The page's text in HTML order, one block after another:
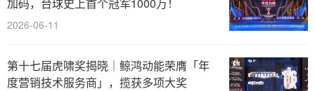
2026-06-11
第十七届虎啸奖揭晓｜鲸鸿动能荣膺「年
度营销技术服务商」，揽获多项大奖